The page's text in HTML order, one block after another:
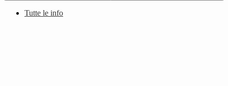
Tutte le info